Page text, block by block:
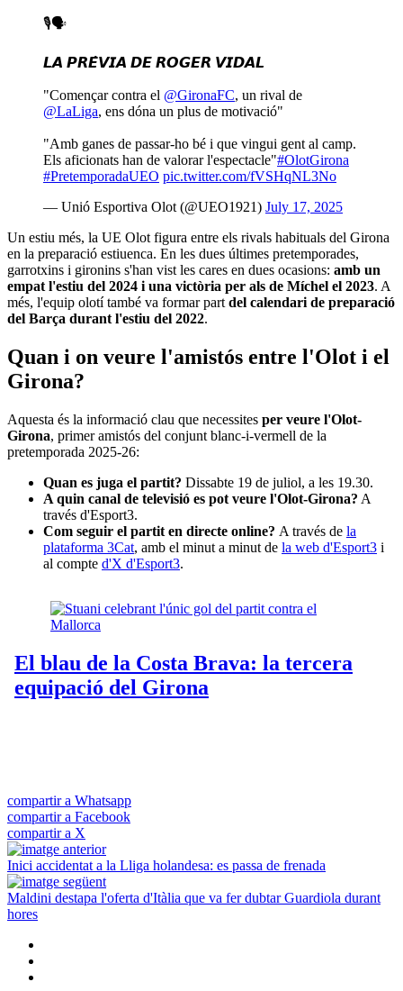
🎙️🗣️
𝙇𝘼 𝙋𝙍𝙀̀𝙑𝙄𝘼 𝘿𝙀 𝙍𝙊𝙂𝙀𝙍 𝙑𝙄𝘿𝘼𝙇
"Començar contra el @GironaFC, un rival de
@LaLiga, ens dóna un plus de motivació"
"Amb ganes de passar-ho bé i que vingui gent al camp.
Els aficionats han de valorar l'espectacle"#OlotGirona
#PretemporadaUEO pic.twitter.com/fVSHqNL3No
— Unió Esportiva Olot (@UEO1921) July 17, 2025
Un estiu més, la UE Olot figura entre els rivals habituals del Girona
en la preparació estiuenca. En les dues últimes pretemporades,
garrotxins i gironins s'han vist les cares en dues ocasions: amb un
empat l'estiu del 2024 i una victòria per als de Míchel el 2023. A
més, l'equip olotí també va formar part del calendari de preparació
del Barça durant l'estiu del 2022.
Quan i on veure l'amistós entre l'Olot i el
Girona?
Aquesta és la informació clau que necessites per veure l'Olot-
Girona, primer amistós del conjunt blanc-i-vermell de la
pretemporada 2025-26:
Quan es juga el partit? Dissabte 19 de juliol, a les 19.30.
A quin canal de televisió es pot veure l'Olot-Girona? A
través d'Esport3.
Com seguir el partit en directe online? A través de la
plataforma 3Cat, amb el minut a minut de la web d'Esport3 i
al compte d'X d'Esport3.
compartir a Whatsapp
compartir a Facebook
compartir a X
Inici accidentat a la Lliga holandesa: es passa de frenada
Maldini destapa l'oferta d'Itàlia que va fer dubtar Guardiola durant
hores